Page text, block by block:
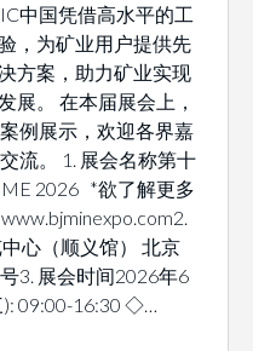
中国凭借高水平的工
，为矿业用户提供先
方案，助力矿业实现
展。 在本届展会上，
例展示，欢迎各界嘉
流。 1. 展会名称第十
2026 *欲了解更多
心（顺义馆） 北京
3. 展会时间2026年6
): 09:00-16:30 ◇…